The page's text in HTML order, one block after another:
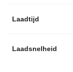
Laadtijd
Laadsnelheid